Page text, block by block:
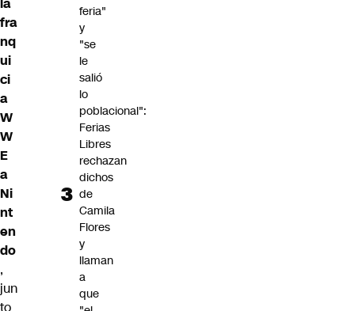
fra
nq
ui
ci
a
W
W
E
a
Ni
nt
en
do
,
jun
to
feria"
y
"se
le
salió
lo
poblacional":
Ferias
Libres
rechazan
dichos
de
Camila
Flores
y
llaman
a
que